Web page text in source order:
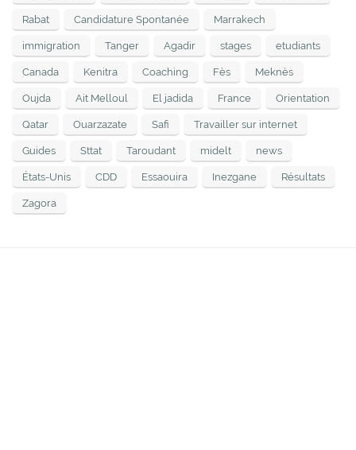
Rabat Candidature Spontanée Marrakech
immigration Tanger Agadir stages etudiants
Canada Kenitra Coaching Fès Meknès
Oujda Ait Melloul El jadida France Orientation
Qatar Ouarzazate Safi Travailler sur internet
Guides Sttat Taroudant midelt news
États-Unis CDD Essaouira Inezgane Résultats
Zagora